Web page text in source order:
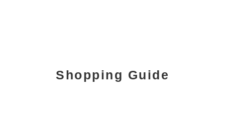
Shopping Guide